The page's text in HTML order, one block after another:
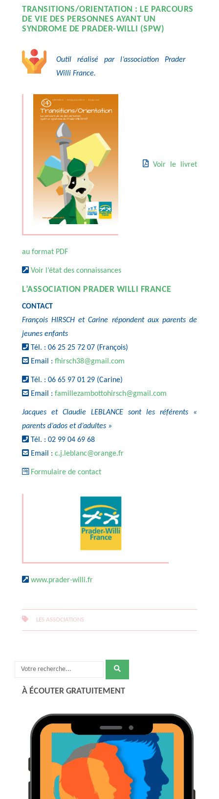
TRANSITIONS/ORIENTATION : LE PARCOURS
DE VIE DES PERSONNES AYANT UN
SYNDROME DE PRADER-WILLI (SPW)
Outil réalisé par l’association Prader
Willi France.
Voir le livret
au format PDF
Voir l’état des connaissances
L’ASSOCIATION PRADER WILLI FRANCE
CONTACT
François HIRSCH et Carine répondent aux parents de
jeunes enfants
Tél. : 06 25 25 72 07 (François)
Email : fhirsch38@gmail.com
Tél. : 06 65 97 01 29 (Carine)
Email : famillezambottohirsch@gmail.com
Jacques et Claudie LEBLANCE sont les référents «
parents d’ados et d’adultes »
Tél. : 02 99 04 69 68
Email : c.j.leblanc@orange.fr
Formulaire de contact
www.prader-willi.fr
LES ASSOCIATIONS
Recherche
À ÉCOUTER GRATUITEMENT